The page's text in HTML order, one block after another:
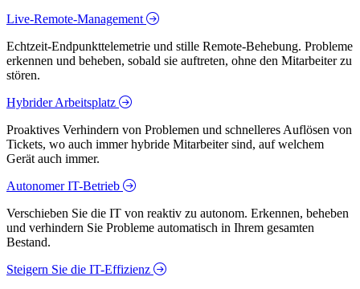
Live-Remote-Management
Echtzeit-Endpunkttelemetrie und stille Remote-Behebung. Probleme
erkennen und beheben, sobald sie auftreten, ohne den Mitarbeiter zu
stören.
Hybrider Arbeitsplatz
Proaktives Verhindern von Problemen und schnelleres Auflösen von
Tickets, wo auch immer hybride Mitarbeiter sind, auf welchem
Gerät auch immer.
Autonomer IT-Betrieb
Verschieben Sie die IT von reaktiv zu autonom. Erkennen, beheben
und verhindern Sie Probleme automatisch in Ihrem gesamten
Bestand.
Steigern Sie die IT-Effizienz